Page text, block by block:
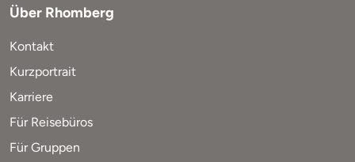
Über Rhomberg
Kontakt
Kurzportrait
Karriere
Für Reisebüros
Für Gruppen